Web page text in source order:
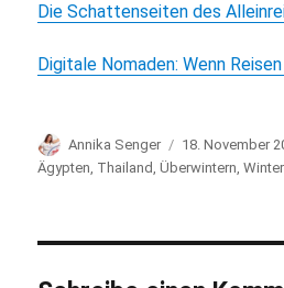
Die Schattenseiten des
Digitale Nomaden: Wenn
Autor
Annika Senger
Veröffentlicht
am
18. November
Ägypten, Thailand,Überwintern,